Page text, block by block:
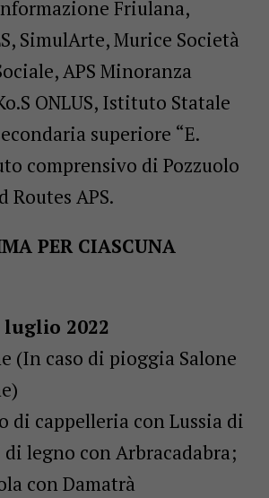
Friulana,
SimulArte, Murice Società
APS Minoranza
ONLUS, Istituto Statale
superiore “E.
comprensivo di Pozzuolo
Routes APS.
PER CIASCUNA
luglio 2022
(In caso di pioggia Salone
di cappelleria con Lussia di
legno con Arbracadabra;
con Damatrà